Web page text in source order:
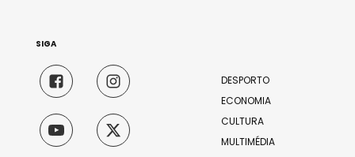
DESPORTO
ECONOMIA
CULTURA
MULTIMÉDIA
SIGA